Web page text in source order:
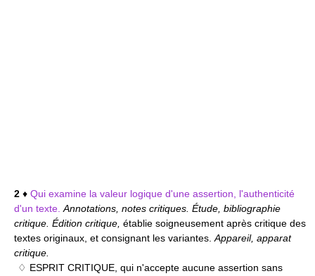
2 ♦ Qui examine la valeur logique d'une assertion, l'authenticité
d'un texte. Annotations, notes critiques. Étude, bibliographie
critique. Édition critique, établie soigneusement après critique des
textes originaux, et consignant les variantes. Appareil, apparat
critique.
♢ ESPRIT CRITIQUE, qui n'accepte aucune assertion sans